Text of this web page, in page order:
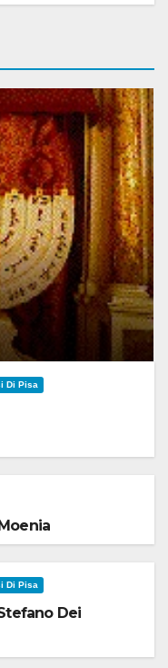
Di Pisa
Di Pisa
Dei